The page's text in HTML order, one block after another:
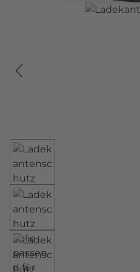
Bildergalerie überspringen